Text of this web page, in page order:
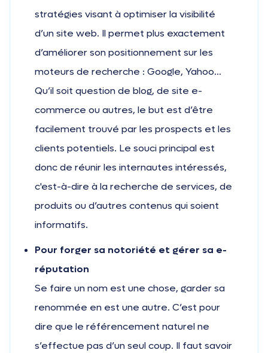
stratégies visant à optimiser la visibilité
d’un site web. Il permet plus exactement
d’améliorer son positionnement sur les
moteurs de recherche : Google, Yahoo…
Qu’il soit question de blog, de site e-
commerce ou autres, le but est d’être
facilement trouvé par les prospects et les
clients potentiels. Le souci principal est
donc de réunir les internautes intéressés,
c'est-à-dire à la recherche de services, de
produits ou d’autres contenus qui soient
informatifs.
Pour forger sa notoriété et gérer sa e-
réputation
Se faire un nom est une chose, garder sa
renommée en est une autre. C’est pour
dire que le référencement naturel ne
s’effectue pas d’un seul coup. Il faut savoir